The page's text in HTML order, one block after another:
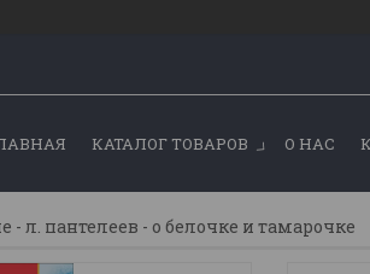
КАТАЛОГ ТОВАРОВ О НАС
- л. пантелеев - о белочке и тамарочке